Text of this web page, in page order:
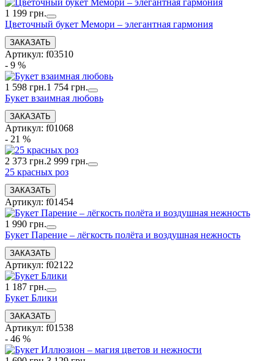
1 199 грн.
Цветочный букет Мемори – элегантная гармония
Артикул: f03510
- 9 %
1 598 грн.1 754 грн.
Букет взаимная любовь
Артикул: f01068
- 21 %
2 373 грн.2 999 грн.
25 красных роз
Артикул: f01454
1 990 грн.
Букет Парение – лёгкость полёта и воздушная нежность
Артикул: f02122
1 187 грн.
Букет Блики
Артикул: f01538
- 46 %